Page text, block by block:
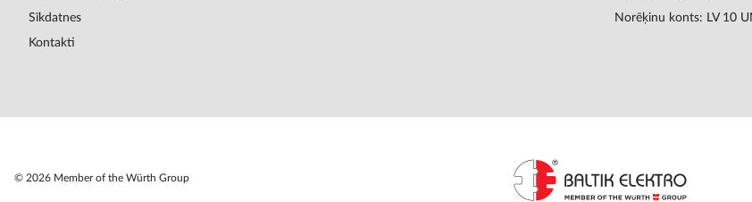
Sīkdatnes
Kontakti
Norēķinu konts: LV 10
© 2026 Member of the Würth Group